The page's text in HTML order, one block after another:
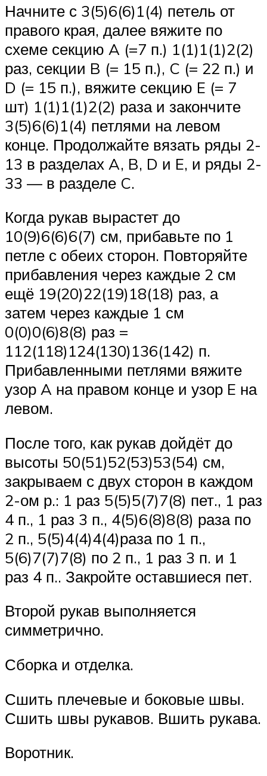
Начните с 3(5)6(6)1(4) петель от
правого края, далее вяжите по
схеме секцию A (=7 п.) 1(1)1(1)2(2)
раз, секции B (= 15 п.), C (= 22 п.) и
D (= 15 п.), вяжите секцию E (= 7
шт) 1(1)1(1)2(2) раза и закончите
3(5)6(6)1(4) петлями на левом
конце. Продолжайте вязать ряды 2-
13 в разделах A, B, D и E, и ряды 2-
33 — в разделе C.
Когда рукав вырастет до
10(9)6(6)6(7) см, прибавьте по 1
петле с обеих сторон. Повторяйте
прибавления через каждые 2 см
ещё 19(20)22(19)18(18) раз, а
затем через каждые 1 см
0(0)0(6)8(8) раз =
112(118)124(130)136(142) п.
Прибавленными петлями вяжите
узор A на правом конце и узор E на
левом.
После того, как рукав дойдёт до
высоты 50(51)52(53)53(54) см,
закрываем с двух сторон в каждом
2-ом р.: 1 раз 5(5)5(7)7(8) пет., 1 раз
4 п., 1 раз 3 п., 4(5)6(8)8(8) раза по
2 п., 5(5)4(4)4(4)раза по 1 п.,
5(6)7(7)7(8) по 2 п., 1 раз 3 п. и 1
раз 4 п.. Закройте оставшиеся пет.
Второй рукав выполняется
симметрично.
Сборка и отделка.
Сшить плечевые и боковые швы.
Сшить швы рукавов. Вшить рукава.
Воротник.